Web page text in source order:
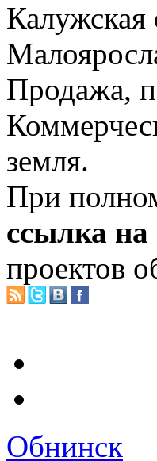
Калужская
Продажа,
земля.
При
ссылка
проектов
Обнинск